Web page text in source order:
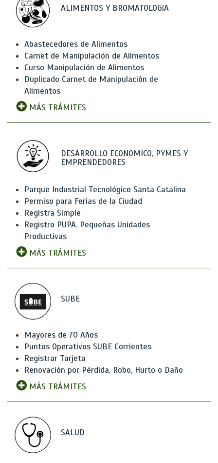
ALIMENTOS Y BROMATOLOGíA
Abastecedores de Alimentos
Carnet de Manipulación de Alimentos
Curso Manipulación de Alimentos
Duplicado Carnet de Manipulación de
Alimentos
MÁS TRÁMITES
DESARROLLO ECONOMICO, PYMES Y
EMPRENDEDORES
Parque Industrial Tecnológico Santa Catalina
Permiso para Ferias de la Ciudad
Registra Simple
Registro PUPA. Pequeñas Unidades
Productivas
MÁS TRÁMITES
SUBE
Mayores de 70 Años
Puntos Operativos SUBE Corrientes
Registrar Tarjeta
Renovación por Pérdida, Robo, Hurto o Daño
MÁS TRÁMITES
SALUD